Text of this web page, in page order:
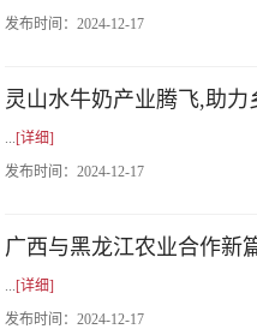
发布时间：2024-12-17
灵山水牛奶产业腾飞,助力
...[详细]
发布时间：2024-12-17
...[详细]
发布时间：2024-12-17